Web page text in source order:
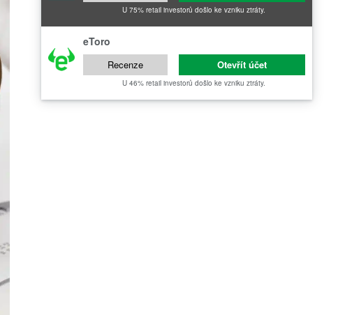
U 75% retail investorů došlo ke vzniku ztráty.
eToro
Recenze Otevřít účet
U 46% retail investorů došlo ke vzniku ztráty.